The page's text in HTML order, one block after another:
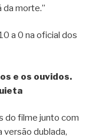
da morte.”
a 0 na oficial dos
e os ouvidos.
do filme junto com
versão dublada,